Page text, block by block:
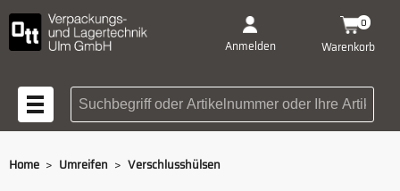
Anmelden Warenkorb
0
Suchbegriff oder
Home > Umreifen > Verschlusshülsen